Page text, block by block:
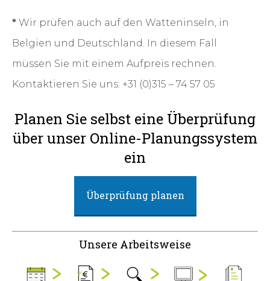
* Wir prüfen auch auf den Watteninseln, in
Belgien und Deutschland. In diesem Fall
müssen Sie mit einem Aufpreis rechnen.
Kontaktieren Sie uns: +31 (0)315 – 74 57 05
Planen Sie selbst eine Überprüfung
über unser Online-Planungssystem
ein
Überprüfung planen
Unsere Arbeitsweise